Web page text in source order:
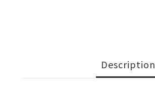
Description